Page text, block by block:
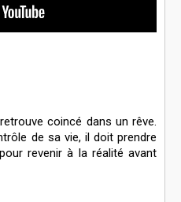
coincé dans un rêve.
de sa vie, il doit prendre
revenir à la réalité avant